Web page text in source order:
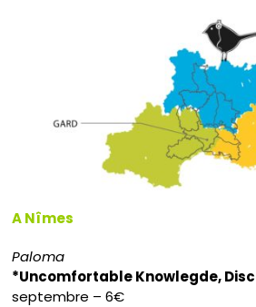
A Nîmes
Paloma
*Uncomfortable Knowlegde,
septembre – 6€